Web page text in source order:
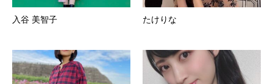
入谷 美智子 たけりな